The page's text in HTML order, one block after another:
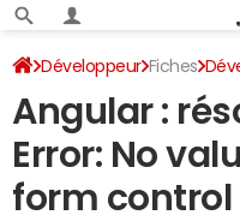
Développeur Fiches
Angular :
Error: No
form control